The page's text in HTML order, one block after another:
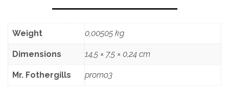
Weight 0,00505 kg
Dimensions 14,5 × 7,5 × 0,24 cm
Mr. Fothergills promo3